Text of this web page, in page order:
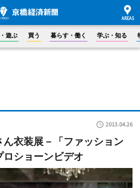
遊ぶ 買う 暮らす・働く 学ぶ・知る
2013.04.26
衣装展－「ファッション
ショーンビデオ